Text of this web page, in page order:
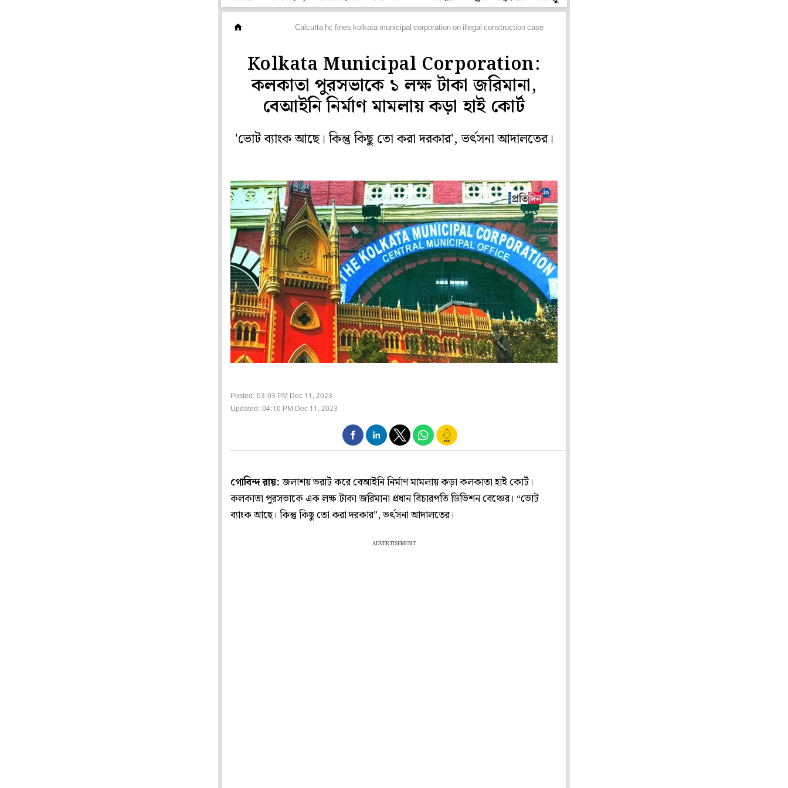
Calcutta hc fines kolkata municipal corporation on illegal construction case
Kolkata Municipal Corporation:
কলকাতা পুরসভাকে ১ লক্ষ টাকা জরিমানা,
বেআইনি নির্মাণ মামলায় কড়া হাই কোর্ট
'ভোট ব্যাংক আছে। কিন্তু কিছু তো করা দরকার', ভর্ৎসনা আদালতের।
Posted: 03:03 PM Dec 11, 2023
Updated: 04:10 PM Dec 11, 2023
গোবিন্দ রায়:জলাশয় ভরাট করে বেআইনি নির্মাণ মামলায় কড়া কলকাতা হাই কোর্ট।
কলকাতা পুরসভাকে এক লক্ষ টাকা জরিমানা প্রধান বিচারপতি ডিভিশন বেঞ্চের। “ভোট
ব্যাংক আছে। কিন্তু কিছু তো করা দরকার”, ভর্ৎসনা আদালতের।
ADVERTISEMENT